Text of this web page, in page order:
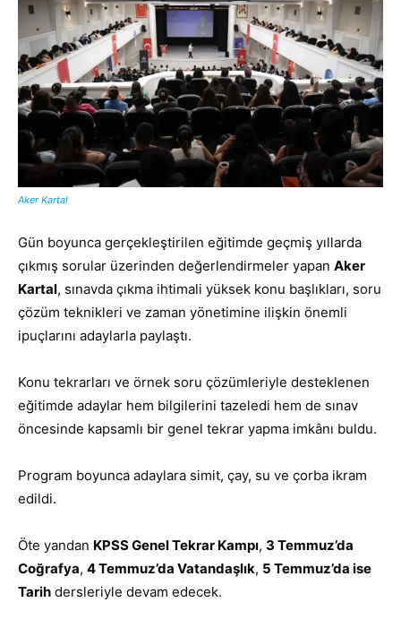
Aker Kartal
Gün boyunca gerçekleştirilen eğitimde geçmiş yıllarda
çıkmış sorular üzerinden değerlendirmeler yapan Aker
Kartal, sınavda çıkma ihtimali yüksek konu başlıkları, soru
çözüm teknikleri ve zaman yönetimine ilişkin önemli
ipuçlarını adaylarla paylaştı.
Konu tekrarları ve örnek soru çözümleriyle desteklenen
eğitimde adaylar hem bilgilerini tazeledi hem de sınav
öncesinde kapsamlı bir genel tekrar yapma imkânı buldu.
Program boyunca adaylara simit, çay, su ve çorba ikram
edildi.
Öte yandan KPSS Genel Tekrar Kampı, 3 Temmuz’da
Coğrafya, 4 Temmuz’da Vatandaşlık, 5 Temmuz’da ise
Tarih dersleriyle devam edecek.